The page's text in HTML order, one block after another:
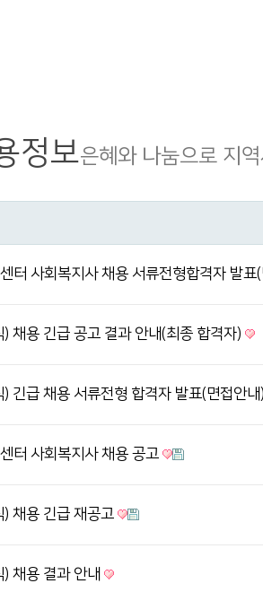
정보은혜와 나눔으로 지
터 사회복지사 채용 서류전형합격자 발표
채용 긴급 공고 결과 안내(최종 합격자)
긴급 채용 서류전형 합격자 발표(면접안내)
터 사회복지사 채용 공고
채용 긴급 재공고
채용 결과 안내